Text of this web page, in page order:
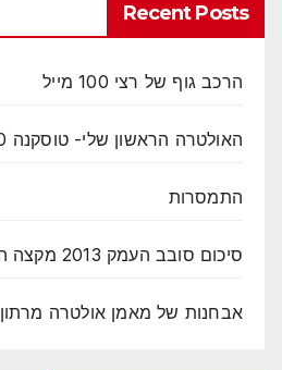
Recent Posts
הרכב גוף של רצי 100 מייל
האולטרה הראשון שלי- טוסקנה 100
התמסרות
סיכום סובב העמק 2013 מקצה ה-100
אבחנות של מאמן אולטרה מרתון